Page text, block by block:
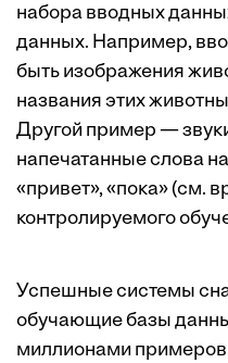
набора вводных
данных. Например,
быть изображения
названия этих
Другой пример —
напечатанные слова
«привет», «пока» (см.
контролируемого
Успешные системы
обучающие базы
миллионами